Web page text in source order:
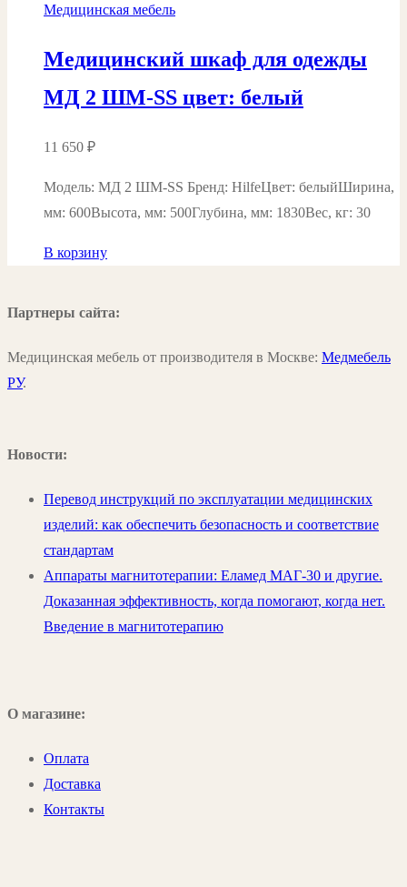
Медицинская мебель
Медицинский шкаф для одежды
МД 2 ШМ-SS цвет: белый
11 650 ₽
Модель: МД 2 ШМ-SS Бренд: HilfeЦвет: белыйШирина,
мм: 600Высота, мм: 500Глубина, мм: 1830Вес, кг: 30
В корзину
Партнеры сайта:
Медицинская мебель от производителя в Москве: Медмебель
РУ.
Новости:
Перевод инструкций по эксплуатации медицинских
изделий: как обеспечить безопасность и соответствие
стандартам
Аппараты магнитотерапии: Еламед МАГ-30 и другие.
Доказанная эффективность, когда помогают, когда нет.
Введение в магнитотерапию
О магазине:
Оплата
Доставка
Контакты